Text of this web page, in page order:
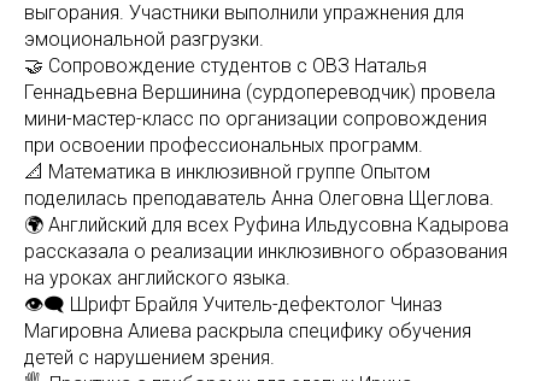
выгорания. Участники выполнили упражнения для
эмоциональной разгрузки.
🤝 Сопровождение студентов с ОВЗ Наталья
Геннадьевна Вершинина (сурдопереводчик) провела
мини-мастер-класс по организации сопровождения
при освоении профессиональных программ.
📐 Математика в инклюзивной группе Опытом
поделилась преподаватель Анна Олеговна Щеглова.
🌍 Английский для всех Руфина Ильдусовна Кадырова
рассказала о реализации инклюзивного образования
на уроках английского языка.
👁‍🗨 Шрифт Брайля Учитель-дефектолог Чиназ
Магировна Алиева раскрыла специфику обучения
детей с нарушением зрения.